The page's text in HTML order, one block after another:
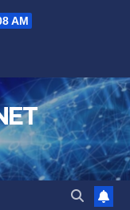
AM